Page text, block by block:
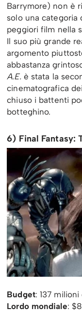
Barrymore) non è
solo una categoria
peggiori film nella
Il suo più grande
argomento
abbastanza
A.E. è stata la
cinematografica
chiuso i battenti
botteghino.
6) Final Fantasy:
Budget: 137
Lordo mondiale: